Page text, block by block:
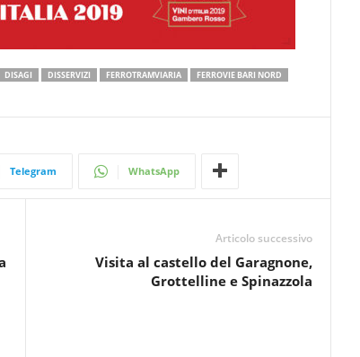
DISAGI DISSERVIZI FERROTRAMVIARIA
FERROVIE BARI NORD
Telegram WhatsApp
Articolo successivo
Visita al castello del Garagnone,
Grottelline e Spinazzola